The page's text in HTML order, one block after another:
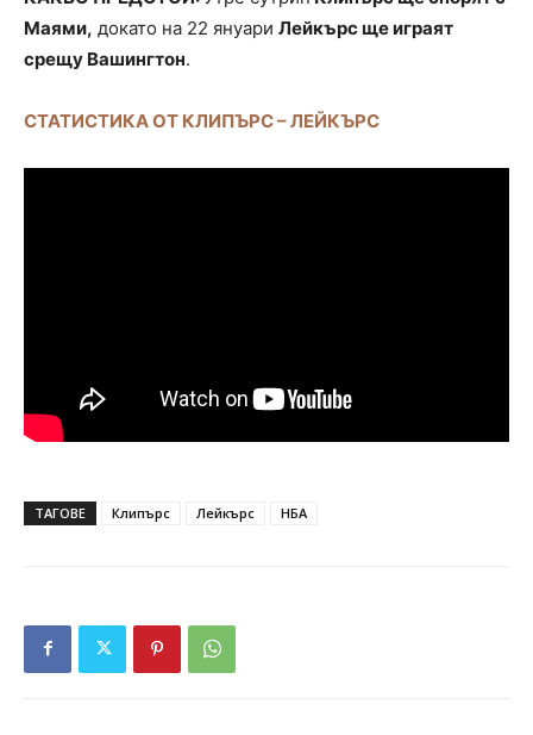
Маями, докато на 22 януари Лейкърс ще играят
срещу Вашингтон.
СТАТИСТИКА ОТ КЛИПЪРС – ЛЕЙКЪРС
ТАГОВЕ Клипърс Лейкърс НБА